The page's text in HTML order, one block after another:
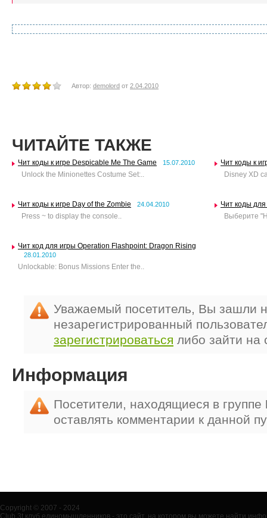
Автор: demolord от 2.04.2010
ЧИТАЙТЕ ТАКЖЕ
Чит коды к игре Despicable Me The Game 15.07.2010
Unlock the Minionettes Costume Set:..
Чит коды к
Disney XD
Чит коды к игре Day of the Zombie 24.04.2010
Press ~ to display the console..
Чит коды
Выберите
Чит код для игры Operation Flashpoint: Dragon Rising
28.01.2010
Unlockable: Bonus Missions Enter the..
Уважаемый посетитель, Вы зашли
незарегистрированный
зарегистрироваться либо зайти на
Информация
Посетители, находящиеся в группе
оставлять комментарии к данной
Copyright © 2007 - 2024
Club 3t клуб единомышленников - это сайт, на котором вы можете найти